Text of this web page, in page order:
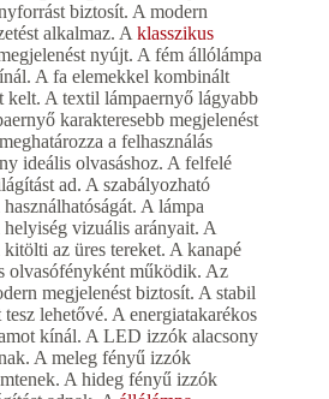
biztosít. A modern
alkalmaz. Aklasszikus
nyújt. A fém állólámpa
A fa elemekkel kombinált
kelt. A textil lámpaernyő lágyabb
karakteresebb megjelenést
a felhasználás
ideális olvasáshoz. A felfelé
ad. A szabályozható
A lámpa
helyiség vizuális arányait. A
az üres tereket. A kanapé
olvasófényként működik. Az
megjelenést biztosít. A stabil
lehetővé. A energiatakarékos
kínál. A LED izzók alacsony
A meleg fényű izzók
A hideg fényű izzók